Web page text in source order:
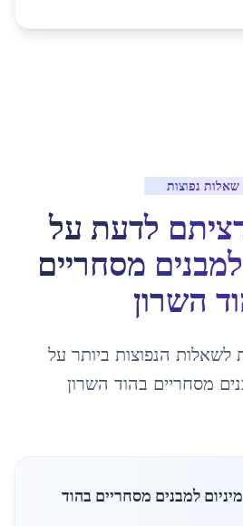
שאלות נפוצות
לדעת על
מסחריים
השרון
לשאלות הנפוצות ביותר על
מסחריים בהוד השרון
למבנים מסחריים בהוד